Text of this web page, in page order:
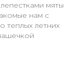
мяты
нам с
теплых летних